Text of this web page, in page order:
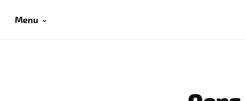
Menu